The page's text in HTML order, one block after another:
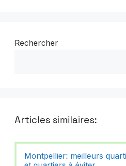
Rechercher
Articles similaires:
Montpellier: meilleurs